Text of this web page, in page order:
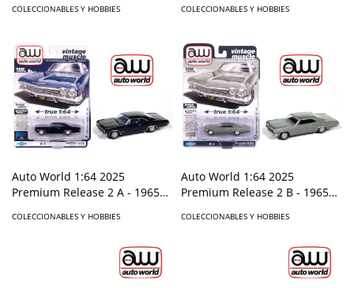
- Solid Pack
COLECCIONABLES Y HOBBIES COLECCIONABLES Y HOBBIES
Auto World 1:64 2025
Premium Release 2 A - 1965
Blue
COLECCIONABLES Y HOBBIES
Auto World 1:64 2025
Premium Release 2 B - 1965
Green
COLECCIONABLES Y HOBBIES